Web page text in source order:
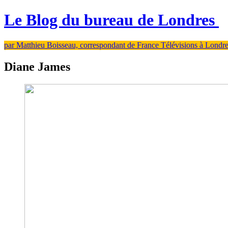
Le Blog du bureau de Londres
par Matthieu Boisseau, correspondant de France Télévisions à
Diane James